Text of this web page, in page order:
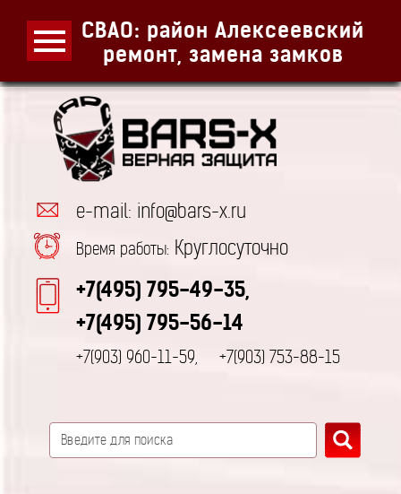
СВАО: район Алексеевский
ремонт, замена замков
e-mail: info@bars-x.ru
Время работы: Круглосуточно
+7(495) 795-49-35,
+7(495) 795-56-14
+7(903) 960-11-59, +7(903) 753-88-15